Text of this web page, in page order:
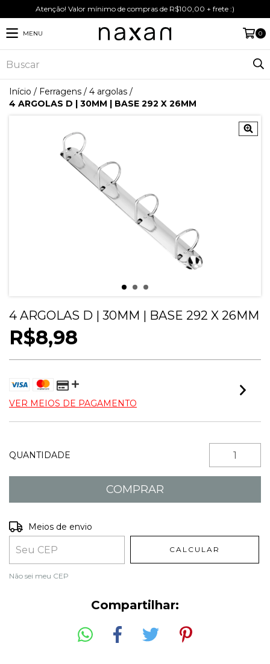
Atenção! Valor mínimo de compras de R$100,00 + frete :)
MENU 0
Início / Ferragens / 4 argolas /
4 ARGOLAS D | 30MM | BASE 292 X 26MM
4 ARGOLAS D | 30MM | BASE 292 X 26MM
R$8,98
VER MEIOS DE PAGAMENTO
QUANTIDADE
Entregas para o CEP:
Meios de envio
CALCULAR
Não sei meu CEP
Compartilhar: